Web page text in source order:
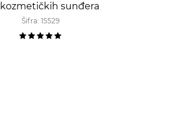
sunđera
Šifra: 15529